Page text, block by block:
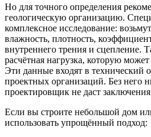
Но для точного определения
геологическую организацию.
комплексное исследование:
влажность, плотность,
внутреннего трения и сцепление.
расчётная нагрузка, которую
Эти данные входят в технический
проектных организаций. Без него
проектировщик не даст
Если вы строите небольшой дом
использовать упрощённый подход: